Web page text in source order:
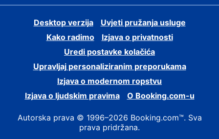
Desktop verzija
Uvjeti pružanja usluge
Kako radimo
Izjava o privatnosti
Uredi postavke kolačića
Upravljaj personaliziranim preporukama
Izjava o modernom ropstvu
Izjava o ljudskim pravima
O Booking.com-u
Autorska prava © 1996–2026 Booking.com™. Sva
prava pridržana.